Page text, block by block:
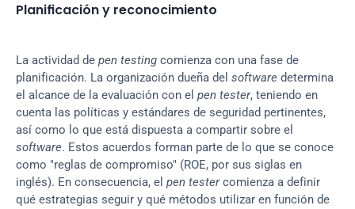
Planificación y reconocimiento
La actividad de pen testing comienza con una fase de
planificación. La organización dueña del software determina
el alcance de la evaluación con el pen tester, teniendo en
cuenta las políticas y estándares de seguridad pertinentes,
software. Estos acuerdos forman parte de lo que se conoce
como "reglas de compromiso" (ROE, por sus siglas en
inglés). En consecuencia, el pen tester comienza a definir
qué estrategias seguir y qué métodos utilizar en función de